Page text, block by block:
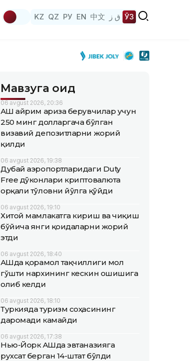
KZ QZ РУ EN 中文 ق ز ЎЗ
Мавзуга оид
06 avgust 2026, 20:36
АҚШ айрим ариза берувчилар учун
250 минг долларгача бўлган
визавий депозитларни жорий
қилди
06 avgust 2026, 19:38
Дубай аэропортларидаги Duty
Free дўконлари криптовалюта
орқали тўловни йўлга қўйди
06 avgust 2026, 19:10
Хитой мамлакатга кириш ва чиқиш
бўйича янги қоидаларни жорий
этди
06 avgust 2026, 18:40
АҚШда қорамол тақчиллиги мол
гўшти нархининг кескин ошишига
олиб келди
06 avgust 2026, 18:10
Туркияда туризм соҳасининг
даромади камайди
06 avgust 2026, 17:38
Нью-Йорк АҚШда эвтаназияга
рухсат берган 14-штат бўлди